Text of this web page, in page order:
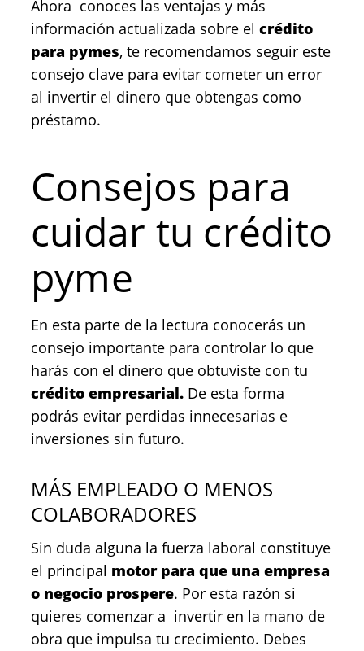
Ahora conoces las ventajas y más
información actualizada sobre el crédito
para pymes, te recomendamos seguir este
consejo clave para evitar cometer un error
al invertir el dinero que obtengas como
préstamo.
Consejos para
cuidar tu crédito
pyme
En esta parte de la lectura conocerás un
consejo importante para controlar lo que
harás con el dinero que obtuviste con tu
crédito empresarial. De esta forma
podrás evitar perdidas innecesarias e
inversiones sin futuro.
MÁS EMPLEADO O MENOS
COLABORADORES
Sin duda alguna la fuerza laboral constituye
el principal motor para que una empresa
o negocio prospere. Por esta razón si
quieres comenzar a invertir en la mano de
obra que impulsa tu crecimiento. Debes